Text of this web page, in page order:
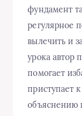
фундамент
регулярное
вылечить и
урока автор
помогает
приступает
объяснению